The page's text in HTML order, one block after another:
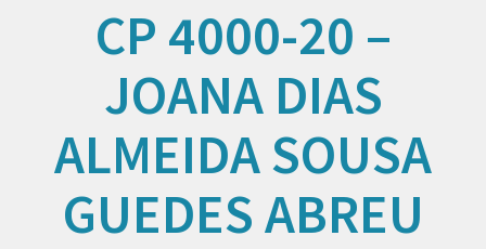
CP 4000-20 –
JOANA DIAS
ALMEIDA SOUSA
GUEDES ABREU